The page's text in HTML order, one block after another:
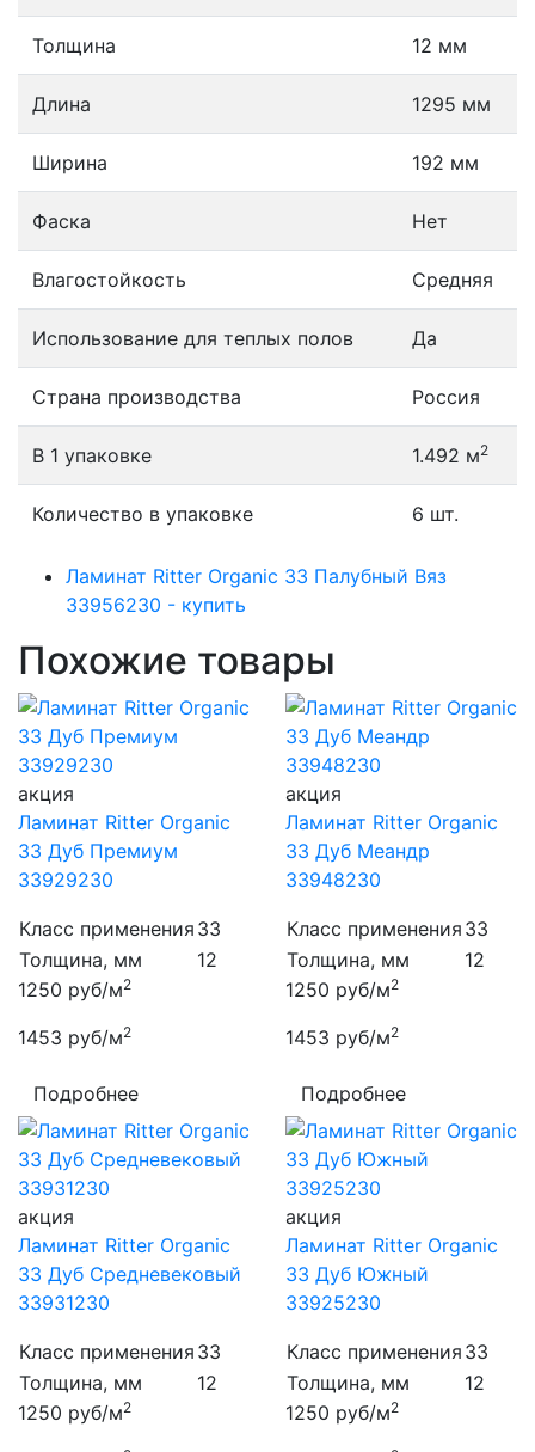
Толщина 12 мм
Длина 1295 мм
Ширина 192 мм
Фаска Нет
Влагостойкость Средняя
Использование для теплых полов Да
Страна производства Россия
В 1 упаковке 1.492 м2
Количество в упаковке 6 шт.
Ламинат Ritter Organic 33 Палубный Вяз
33956230 - купить
Похожие товары
акция
Ламинат Ritter Organic
33 Дуб Премиум
33929230
Класс применения 33
Толщина, мм
12
1250 руб/м2
1453 руб/м2
Подробнее
акция
Ламинат Ritter Organic
33 Дуб Меандр
33948230
Класс применения 33
Толщина, мм
12
1250 руб/м2
1453 руб/м2
Подробнее
акция
Ламинат Ritter Organic
33 Дуб Средневековый
33931230
Класс применения 33
Толщина, мм
12
1250 руб/м2
акция
Ламинат Ritter Organic
33 Дуб Южный
33925230
Класс применения 33
Толщина, мм
12
1250 руб/м2